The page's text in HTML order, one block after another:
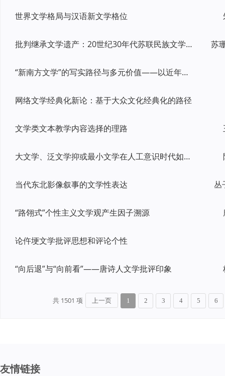
世界文学格局与汉语新文学格位
批判继承文学遗产：20世纪30年代苏联民族文学与世界文学的塑造
“新南方文学”的写实路径与多元价值——以近年来广东非虚构文学创作为例
网络文学经典化新论：基于大众文化经典化的路径
文学类文本教学内容选择的理路
大文学、泛文学抑或最小文学在人工意识时代如何可能——从文学性1.0到文学性4.0
当代东北影像叙事的文学性表达 丛
“路翎式”个性主义文学观产生因子溯源
论仵埂文学批评思想和评论个性
“向后退”与“向前看”——唐诗人文学批评印象
共 1501 项 上一页 1 2 3 4 5 6
友情链接